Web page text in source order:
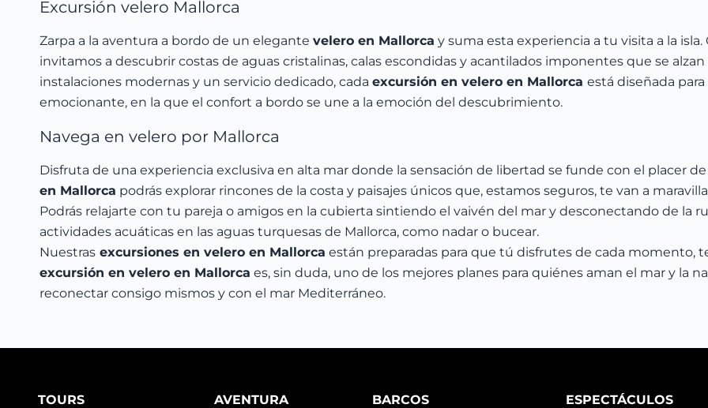
Excursión velero Mallorca
Zarpa a la aventura a bordo de un elegante velero en Mallorca y suma esta experiencia a tu visita a la isla.
invitamos a descubrir costas de aguas cristalinas, calas escondidas y acantilados imponentes que se
instalaciones modernas y un servicio dedicado, cada excursión en velero en Mallorca está diseñada
emocionante, en la que el confort a bordo se une a la emoción del descubrimiento.
Navega en velero por Mallorca
Disfruta de una experiencia exclusiva en alta mar donde la sensación de libertad se funde con el placer
en Mallorca podrás explorar rincones de la costa y paisajes únicos que, estamos seguros, te van a
Podrás relajarte con tu pareja o amigos en la cubierta sintiendo el vaivén del mar y desconectando de la
actividades acuáticas en las aguas turquesas de Mallorca, como nadar o bucear.
Nuestras excursiones en velero en Mallorca están preparadas para que tú disfrutes de cada momento,
excursión en velero en Mallorca es, sin duda, uno de los mejores planes para quiénes aman el mar y la
reconectar consigo mismos y con el mar Mediterráneo.
TOURS AVENTURA BARCOS ESPECTÁCULOS